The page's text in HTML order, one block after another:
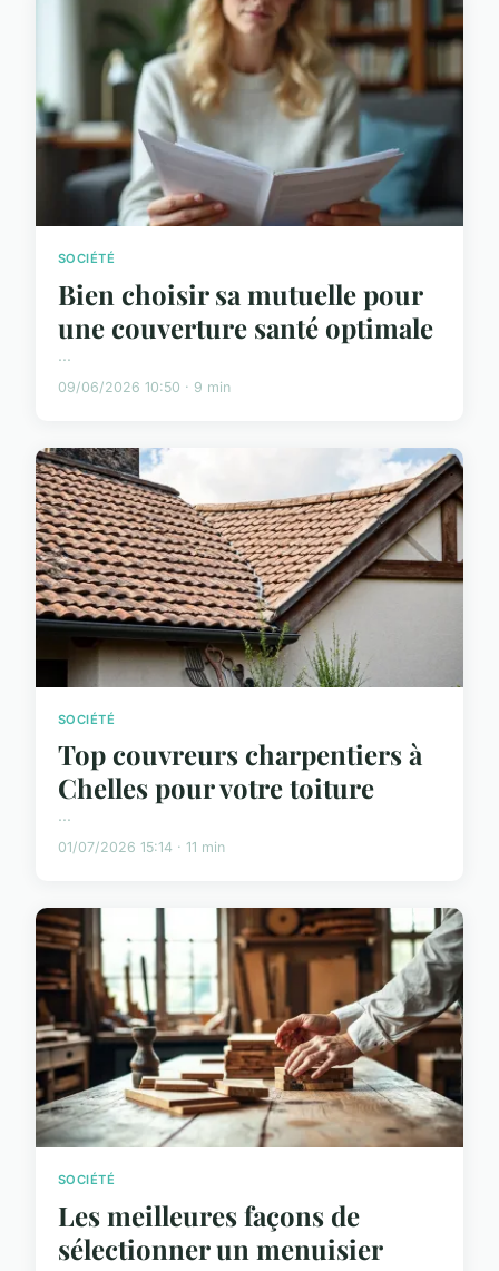
SOCIÉTÉ
Bien choisir sa mutuelle pour
une couverture santé optimale
...
09/06/2026 10:50 · 9 min
SOCIÉTÉ
Top couvreurs charpentiers à
Chelles pour votre toiture
...
01/07/2026 15:14 · 11 min
SOCIÉTÉ
Les meilleures façons de
sélectionner un menuisier